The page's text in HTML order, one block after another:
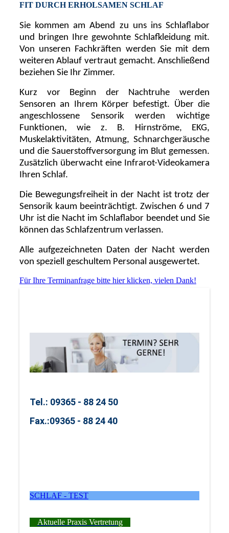
FIT DURCH ERHOLSAMEN SCHLAF
Sie kommen am Abend zu uns ins Schlaflabor
und bringen Ihre gewohnte Schlafkleidung mit.
Von unseren Fachkräften werden Sie mit dem
weiteren Ablauf vertraut gemacht. Anschließend
beziehen Sie Ihr Zimmer.
Kurz vor Beginn der Nachtruhe werden
Sensoren an Ihrem Körper befestigt. Über die
angeschlossene Sensorik werden wichtige
Funktionen, wie z. B. Hirnströme, EKG,
Muskelaktivitäten, Atmung, Schnarchgeräusche
und die Sauerstoffversorgung im Blut gemessen.
Zusätzlich überwacht eine Infrarot-Videokamera
Ihren Schlaf.
Die Bewegungsfreiheit in der Nacht ist trotz der
Sensorik kaum beeinträchtigt. Zwischen 6 und 7
Uhr ist die Nacht im Schlaflabor beendet und Sie
können das Schlafzentrum verlassen.
Alle aufgezeichneten Daten der Nacht werden
von speziell geschultem Personal ausgewertet.
Für Ihre Terminanfrage bitte hier klicken, vielen Dank!
Tel.: 09365 - 88 24 50
Fax.:09365 - 88 24 40
SCHLAF - TEST
Aktuelle Praxis Vertretung